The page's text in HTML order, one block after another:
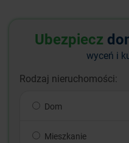
Ubezpiecz
wyceń i
Rodzaj nieruchomości:
Dom
Mieszkanie